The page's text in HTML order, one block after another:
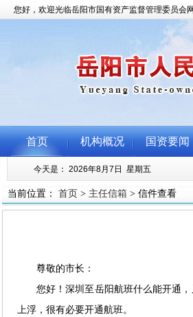
当前位置： 首页 > 主任信箱 > 信件查看
尊敬的市长：
您好！深圳至岳阳航班什么能开通
上浮，很有必要开通航班。